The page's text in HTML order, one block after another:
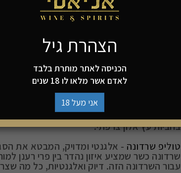
מיקס יינות שרדונה מהחבית, כאלו שנפתח
מהיקבים המוערכים בארץ עם התיישנות
בלאן דו קסטל / קסטל סי -מאופיין בבוקה
הדר, פרי טרופי צהוב ושקדים קלויים. זהו יין
בחביות עץ אלון צרפתי.
נוצר שרדונה בעל ארומה של אגס מעושן, עם
בחביות עץ אלון צרפתי.
טוליפ שרדונה - אלגנטי ומדויק, המבטא את
עבור השרדונה הזה. דיוק ואלגנטיות, כל מה
הצהרת גיל
הכניסה לאתר מותרת בלבד
לאדם אשר מלאו לו 18 שנים
אני מעל 18